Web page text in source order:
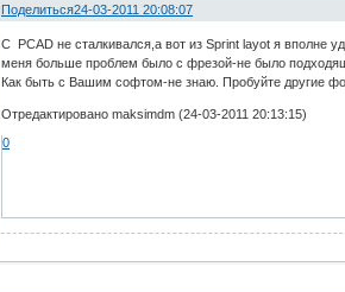
Поделиться24-03-2011 20:08:07
С PCAD не сталкивался,а вот из Sprint layot я вполне
меня больше проблем было с фрезой-не было
Как быть с Вашим софтом-не знаю. Пробуйте другие
Отредактировано maksimdm (24-03-2011 20:13:15)
0